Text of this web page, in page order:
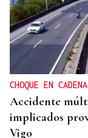
CHOQUE EN CADENA
Accidente
implicados
Vigo